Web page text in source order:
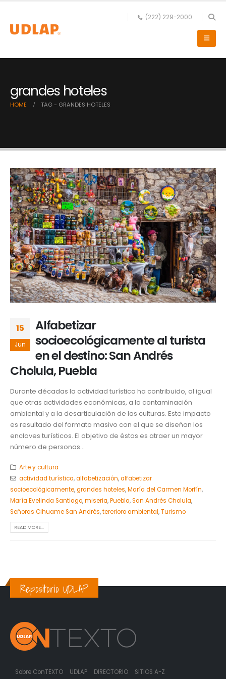
(222) 229-2000
grandes hoteles
HOME TAG - GRANDES HOTELES
15
Jun
Alfabetizar
socioecológicamente al turista
en el destino: San Andrés
Cholula, Puebla
Durante décadas la actividad turística ha contribuido, al igual
que otras actividades económicas, a la contaminación
ambiental y a la desarticulación de las culturas. Este impacto
es resultado del formato masivo con el que se diseñan los
enclaves turísticos. El objetivo de éstos es atraer un mayor
número de personas...
Arte y cultura
actividad turística,alfabetización,alfabetizar
socioecológicamente,grandes hoteles,María del Carmen Morfín,
María Evelinda Santiago,miseria,Puebla,San Andrés Cholula,
Señoras Cihuame San Andrés,tererioro ambiental,Turismo
READ MORE...
Repositorio UDLAP
Sobre ConTEXTO UDLAP DIRECTORIO SITIOS A-Z